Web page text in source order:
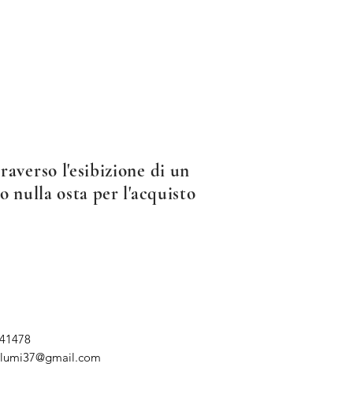
l'esibizione di un
nulla osta per l'acquisto